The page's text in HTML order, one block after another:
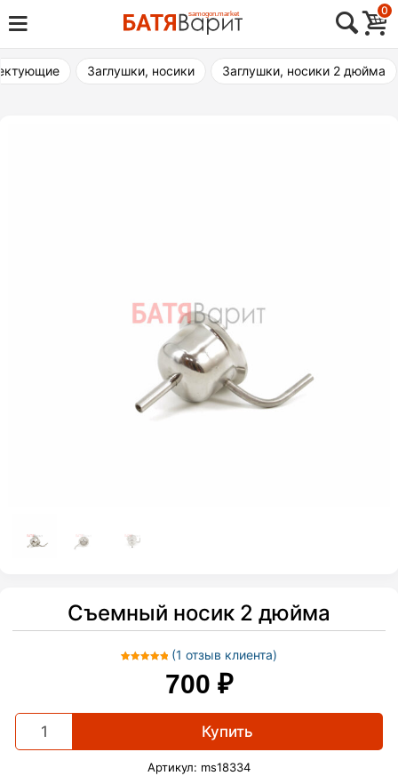
Skip
to
content
Товары для виноделия, самогоноварения,
пивоварения
0
Заглушки, носики Заглушки, носики 2 дюйма
Съемный носик 2 дюйма
опроса
(1 отзыв клиента)
700 ₽
Съемный
носик
Купить
Артикул: ms18334